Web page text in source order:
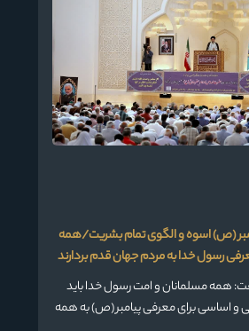
(ص) اسوه و الگوی تمام بشریت/همه
رسول خدا به مردم جهان قدم بردارند
همه مسلمانان و امت رسول خدا باید
و اساسی برای معرفی پیامبر (ص) به همه